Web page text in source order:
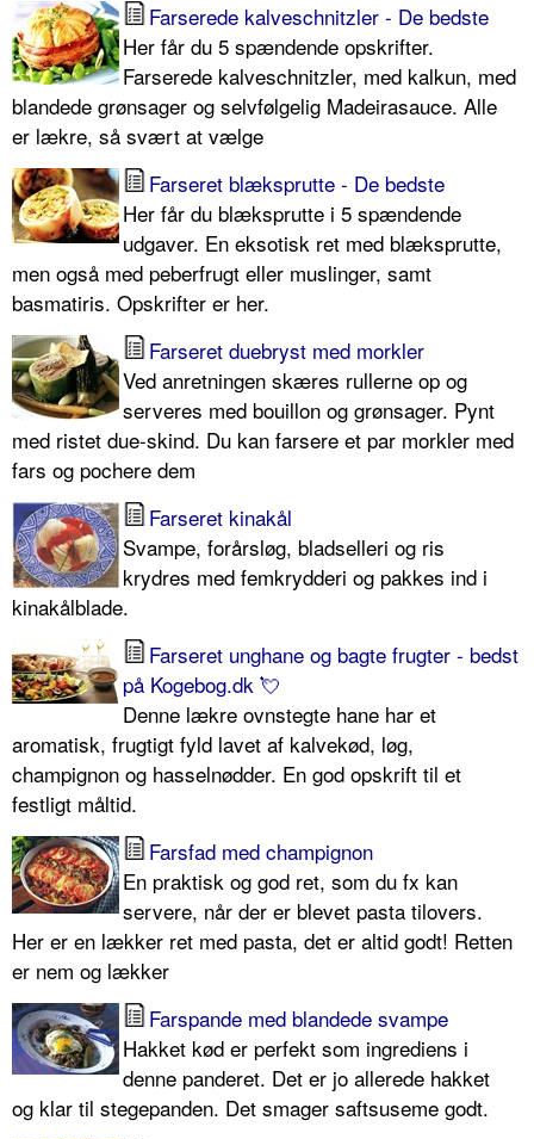
Farserede kalveschnitzler - De bedste
Her får du 5 spændende opskrifter.
Farserede kalveschnitzler, med kalkun, med
blandede grønsager og selvfølgelig Madeirasauce. Alle
er lækre, så svært at vælge
Farseret blæksprutte - De bedste
Her får du blæksprutte i 5 spændende
udgaver. En eksotisk ret med blæksprutte,
men også med peberfrugt eller muslinger, samt
basmatiris. Opskrifter er her.
Farseret duebryst med morkler
Ved anretningen skæres rullerne op og
serveres med bouillon og grønsager. Pynt
med ristet due-skind. Du kan farsere et par morkler med
fars og pochere dem
Farseret kinakål
Svampe, forårsløg, bladselleri og ris
krydres med femkrydderi og pakkes ind i
kinakålblade.
Farseret unghane og bagte frugter - bedst
på Kogebog.dk 💘
Denne lækre ovnstegte hane har et
aromatisk, frugtigt fyld lavet af kalvekød, løg,
champignon og hasselnødder. En god opskrift til et
festligt måltid.
Farsfad med champignon
En praktisk og god ret, som du fx kan
servere, når der er blevet pasta tilovers.
Her er en lækker ret med pasta, det er altid godt! Retten
er nem og lækker
Farspande med blandede svampe
Hakket kød er perfekt som ingrediens i
denne panderet. Det er jo allerede hakket
og klar til stegepanden. Det smager saftsuseme godt.